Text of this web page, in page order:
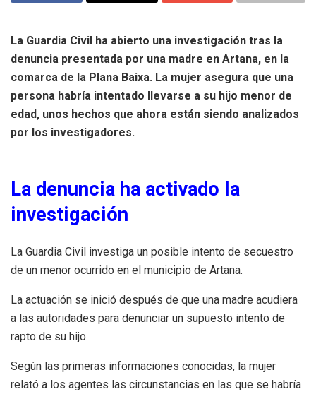
La Guardia Civil ha abierto una investigación tras la
denuncia presentada por una madre en Artana, en la
comarca de la Plana Baixa. La mujer asegura que una
persona habría intentado llevarse a su hijo menor de
edad, unos hechos que ahora están siendo analizados
por los investigadores.
La denuncia ha activado la
investigación
La Guardia Civil investiga un posible intento de secuestro
de un menor ocurrido en el municipio de Artana.
La actuación se inició después de que una madre acudiera
a las autoridades para denunciar un supuesto intento de
rapto de su hijo.
Según las primeras informaciones conocidas, la mujer
relató a los agentes las circunstancias en las que se habría